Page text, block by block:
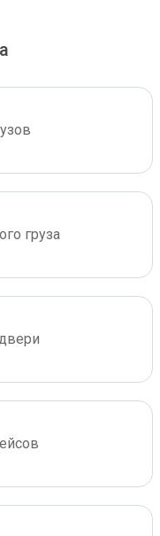
груза